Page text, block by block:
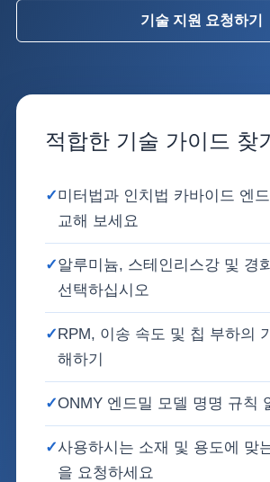
기술 지원 요청하기
적합한 기술 가이드 찾기
✓미터법과 인치법 카바이드 엔
교해 보세요
✓알루미늄, 스테인리스강 및 경
선택하십시오
✓RPM, 이송 속도 및 칩 부하의
해하기
✓ONMY 엔드밀 모델 명명 규칙
✓사용하시는 소재 및 용도에 맞
을 요청하세요